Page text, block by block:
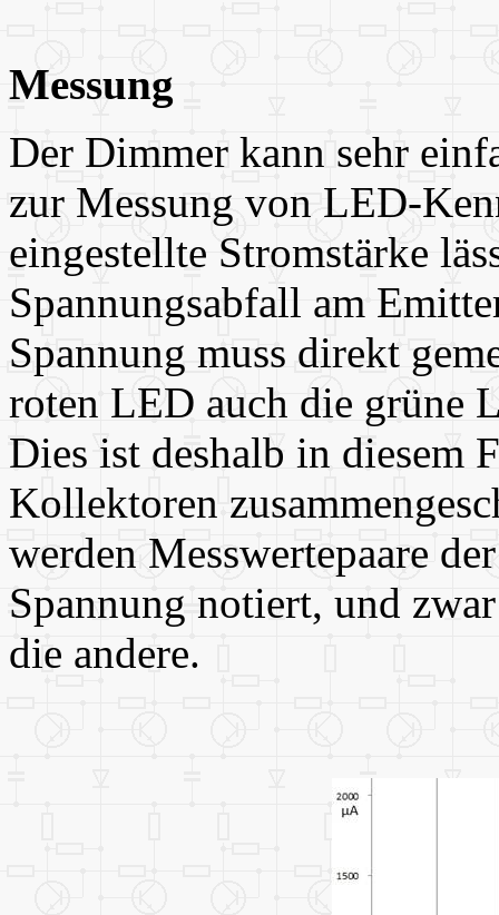
Messung
Der Dimmer kann sehr
zur Messung von LED-
eingestellte Stromstärke
Spannungsabfall am
Spannung muss direkt
roten LED auch die grüne
Dies ist deshalb in diesem
Kollektoren
werden Messwertepaare
Spannung notiert, und
die andere.